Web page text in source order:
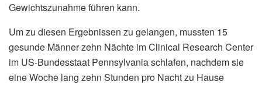
Gewichtszunahme führen kann.
Um zu diesen Ergebnissen zu gelangen, mussten 15
gesunde Männer zehn Nächte im Clinical Research Center
im US-Bundesstaat Pennsylvania schlafen, nachdem sie
eine Woche lang zehn Stunden pro Nacht zu Hause